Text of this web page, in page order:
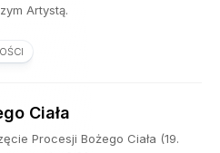
Artystą.
Ciała
Procesji Bożego Ciała (19.